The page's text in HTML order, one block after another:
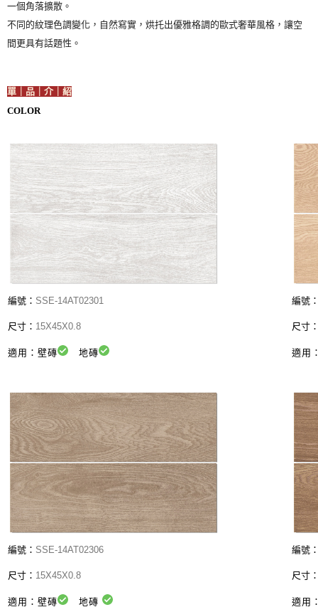
一個角落擴散。
不同的紋理色調變化，自然寫實，烘托出優雅格調的歐式奢華風格，讓空
間更具有話題性。
單｜品｜介｜紹
COLOR
編號： SSE-14AT02301
尺寸： 15X45X0.8
適用：壁磚 地磚
編號
尺寸
適用
編號： SSE-14AT02306
尺寸： 15X45X0.8
適用：壁磚 地磚
編號
尺寸
適用